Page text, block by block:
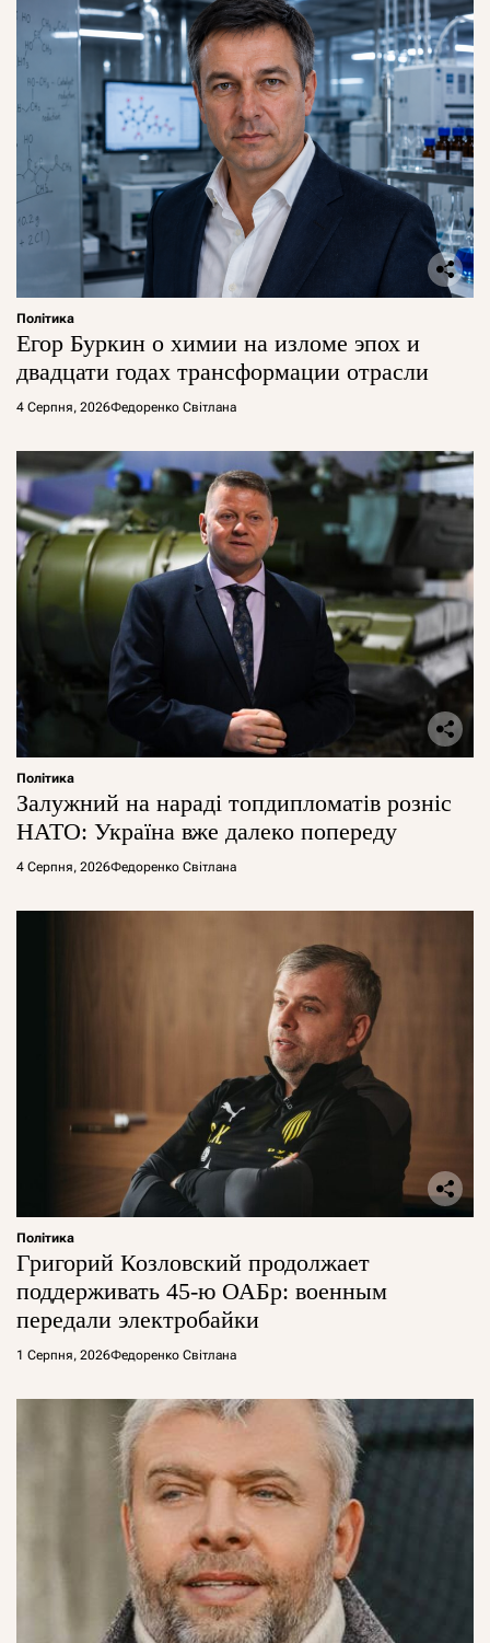
Політика
Егор Буркин о химии на изломе эпох и
двадцати годах трансформации отрасли
4 Серпня, 2026Федоренко Світлана
Політика
Залужний на нараді топдипломатів розніс
НАТО: Україна вже далеко попереду
4 Серпня, 2026Федоренко Світлана
Політика
Григорий Козловский продолжает
поддерживать 45-ю ОАБр: военным
передали электробайки
1 Серпня, 2026Федоренко Світлана